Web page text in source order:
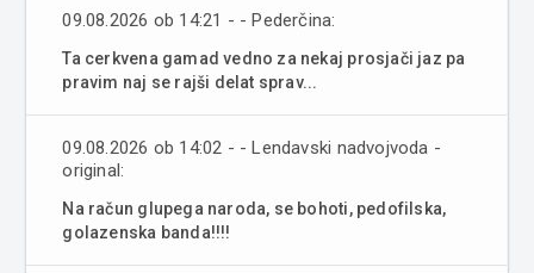
09.08.2026 ob 14:21 - - Pederčina:
Ta cerkvena gamad vedno za nekaj prosjači jaz pa
pravim naj se rajši delat sprav...
09.08.2026 ob 14:02 - - Lendavski nadvojvoda -
original:
Na račun glupega naroda, se bohoti, pedofilska,
golazenska banda!!!!